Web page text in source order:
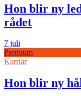
Hon blir ny
rådet
7 juli
Premium
Karriär
Hon blir ny